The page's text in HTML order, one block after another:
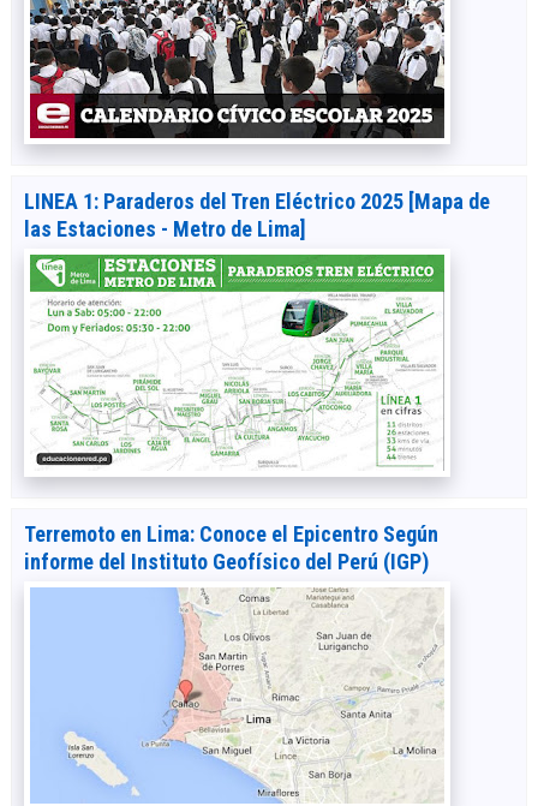
LINEA 1: Paraderos del Tren Eléctrico 2025 [Mapa de
las Estaciones - Metro de Lima]
Terremoto en Lima: Conoce el Epicentro Según
informe del Instituto Geofísico del Perú (IGP)